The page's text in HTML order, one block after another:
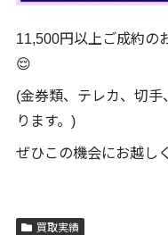
11,500円以上ご成約の
😌
(金券類、テレカ、切
ります。)
ぜひこの機会にお越し
買取実績